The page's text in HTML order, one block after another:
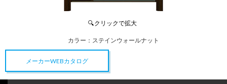
カラー： ステインウォールナット
メーカーWEBカタログ